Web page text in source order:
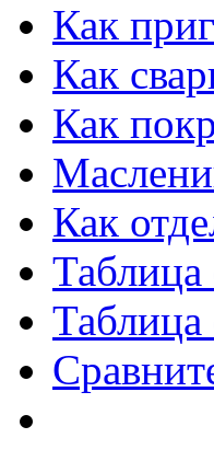
Как
Как
Как
Как
Таблица
Таблица